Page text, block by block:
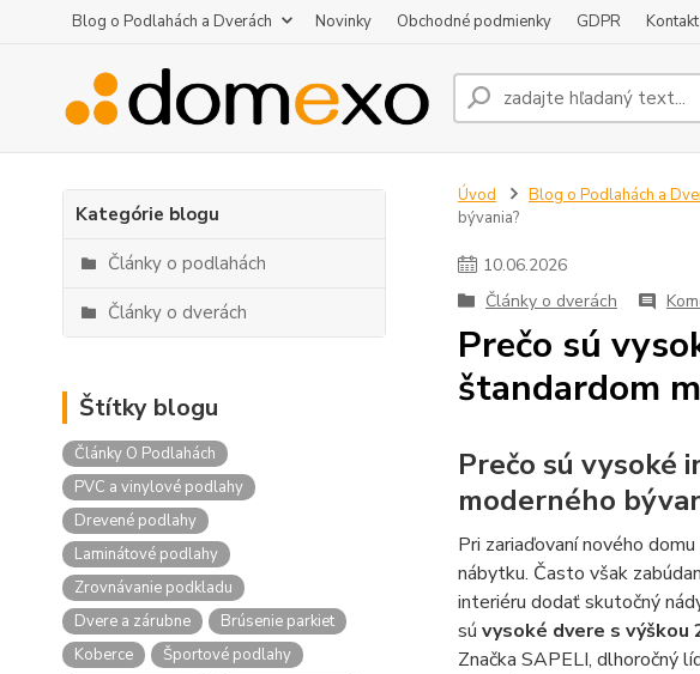
Blog o Podlahách a Dverách Novinky Obchodné podmienky GDPR Kontakt
Kategórie blogu
Články o podlahách
Články o dverách
Štítky blogu
Články O Podlahách
PVC a vinylové podlahy
Drevené podlahy
Laminátové podlahy
Zrovnávanie podkladu
Dvere a zárubne
Brúsenie parkiet
Koberce
Športové podlahy
Úvod Blog o Podlahách a
bývania?
10.06.2026
Články o dverách
Prečo sú
štandardom
Prečo sú vysoké
moderného
Pri zariaďovaní nového
nábytku. Často však
interiéru dodať skutočný
sú vysoké dvere s výškou
Značka SAPELI, dlhoročný